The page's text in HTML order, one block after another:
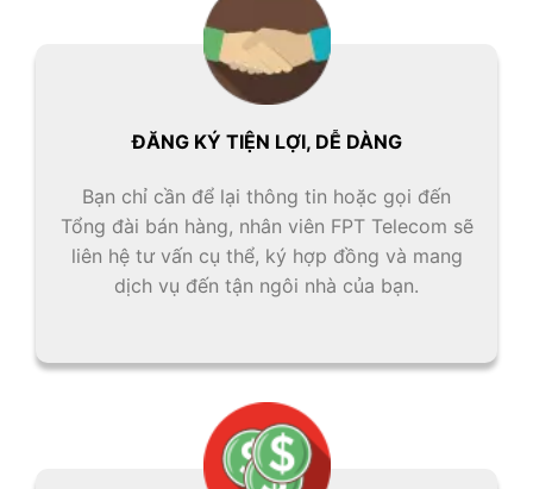
ĐĂNG KÝ TIỆN LỢI, DỄ DÀNG
Bạn chỉ cần để lại thông tin hoặc gọi đến
Tổng đài bán hàng, nhân viên FPT Telecom sẽ
liên hệ tư vấn cụ thể, ký hợp đồng và mang
dịch vụ đến tận ngôi nhà của bạn.